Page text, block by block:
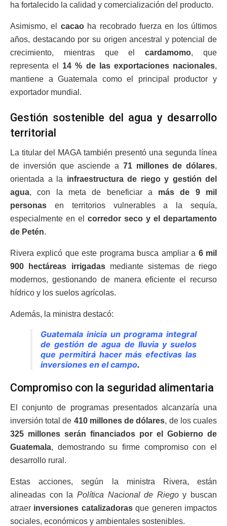
ha fortalecido la calidad y comercialización del producto.
Asimismo, el cacaoha recobrado fuerza en los últimos
años, destacando por su origen ancestral y potencial de
crecimiento, mientras que elcardamomo, que
representa el 14 % de las exportaciones nacionales,
mantiene a Guatemala como el principal productor y
exportador mundial.
Gestión sostenible del agua y desarrollo
territorial
La titular del MAGA también presentó una segunda línea
de inversión que asciende a 71 millones de dólares,
orientada a la infraestructura de riego y gestión del
agua, con la meta de beneficiar a más de 9 mil
personas en territorios vulnerables a la sequía,
especialmente en el corredor seco y el departamento
de Petén.
Rivera explicó que este programa busca ampliar a 6 mil
900 hectáreas irrigadasmediante sistemas de riego
modernos, gestionando de manera eficiente el recurso
hídrico y los suelos agrícolas.
Además, la ministra destacó:
Guatemala inicia un programa integral
de gestión de agua de lluvia y suelos
que permitirá hacer más efectivas las
inversiones en el campo.
Compromiso con la seguridad alimentaria
El conjunto de programas presentados alcanzaría una
inversión total de 410 millones de dólares, de los cuales
325 millones serán financiados por el Gobierno de
Guatemala, demostrando su firme compromiso con el
desarrollo rural.
Estas acciones, según la ministra Rivera, están
alineadas con la Política Nacional de Riegoy buscan
atraer inversiones catalizadorasque generen impactos
sociales, económicos y ambientales sostenibles.